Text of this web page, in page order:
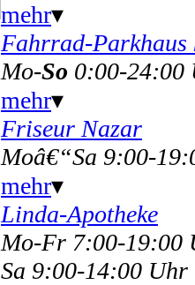
mehr▾
Fahrrad-Parkhaus
Mo-So 0:00-24:00
mehr▾
Friseur Nazar
Moâ€“Sa 9:00-
mehr▾
Linda-Apotheke
Mo-Fr 7:00-
Sa 9:00-14:00 Uhr